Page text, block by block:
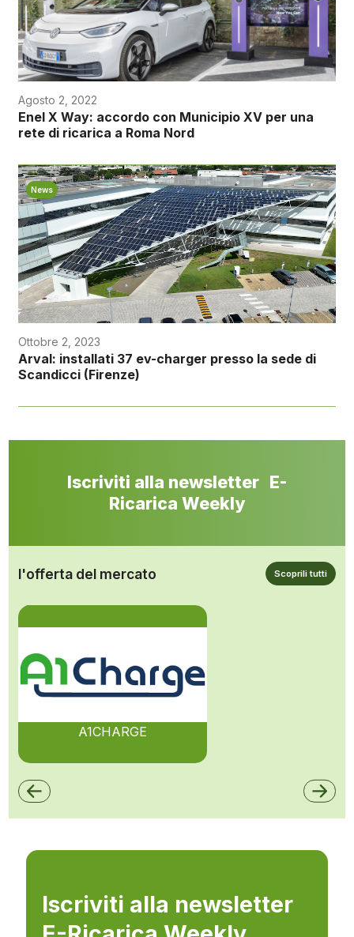
Agosto 2, 2022
Enel X Way: accordo con Municipio XV per una
rete di ricarica a Roma Nord
News
Ottobre 2, 2023
Arval: installati 37 ev-charger presso la sede di
Scandicci (Firenze)
Iscriviti alla newsletter E-
Ricarica Weekly
l'offerta del mercato Scoprili tutti
A1CHARGE
Iscriviti alla newsletter